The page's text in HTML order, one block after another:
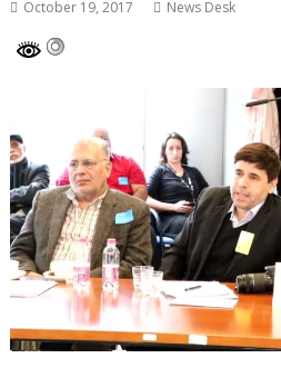
October 19, 2017 News Desk